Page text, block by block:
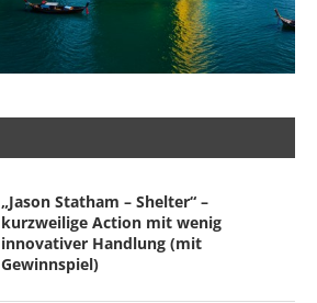
„Jason Statham – Shelter“ –
kurzweilige Action mit wenig
innovativer Handlung (mit
Gewinnspiel)